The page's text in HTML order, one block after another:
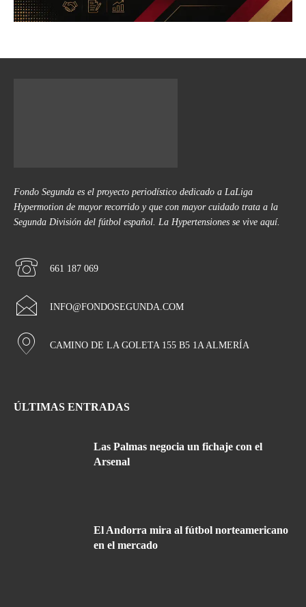
Fondo Segunda es el proyecto periodístico dedicado a LaLiga
Hypermotion de mayor recorrido y que con mayor cuidado trata a la
Segunda División del fútbol español. La Hypertensiones se vive aquí.
661 187 069
INFO@FONDOSEGUNDA.COM
CAMINO DE LA GOLETA 155 B5 1A ALMERÍA
ÚLTIMAS ENTRADAS
Las Palmas negocia un fichaje con el
Arsenal
El Andorra mira al fútbol norteamericano
en el mercado